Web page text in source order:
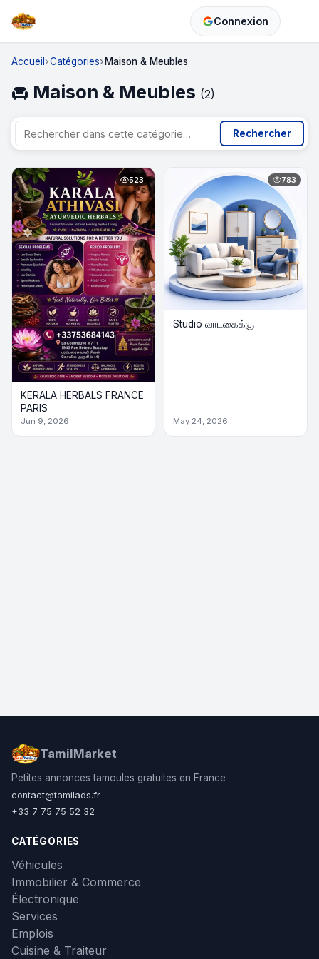
Connexion
Accueil Catégories Maison & Meubles
chair Maison & Meubles (2)
Rechercher
523
KERALA HERBALS FRANCE
PARIS
Jun 9, 2026
783
Studio வாடகைக்கு
May 24, 2026
TamilMarket
Petites annonces tamoules gratuites en France
contact@tamilads.fr
+33 7 75 75 52 32
CATÉGORIES
Véhicules
Immobilier & Commerce
Électronique
Services
Emplois
Cuisine & Traiteur